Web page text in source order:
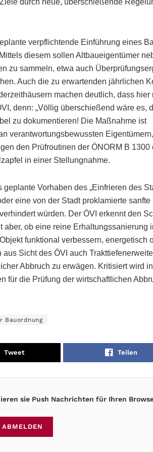
durch neue, überschießende
verpflichtende Einführung eines
diesem sollen Altbaueigentümer
zu sammeln, etwa auch
Auch die zu erwartenden jährlichen
machen deutlich, dass hier
denn: „Völlig überschießend wäre es,
zu dokumentieren! Die Maßnahme ist
verantwortungsbewussten
den Prüfroutinen der ÖNORM B 1300
in einer Stellungnahme.
Vorhaben des „Einfrieren des
eine von der Stadt proklamierte sanfte
würden. Der ÖVI erkennt den
ob eine reine Erhaltungssanierung
funktional verbessern, energetisch
Sicht des ÖVI auch
Abbruch zu erwägen. Kritisiert wird
für die Prüfung der wirtschaftlichen
Bauordnung
Tweet Teilen
sie Push Nachrichten für Ihren